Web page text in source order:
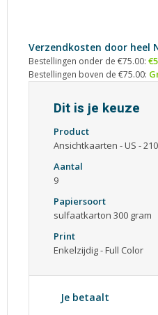
Verzendkosten door heel
Bestellingen onder de €75.00:
Bestellingen boven de €75.00:
Dit is je keuze
Product
Ansichtkaarten - US -
Aantal
9
Papiersoort
sulfaatkarton 300 gram
Print
Enkelzijdig - Full Color
Je betaalt